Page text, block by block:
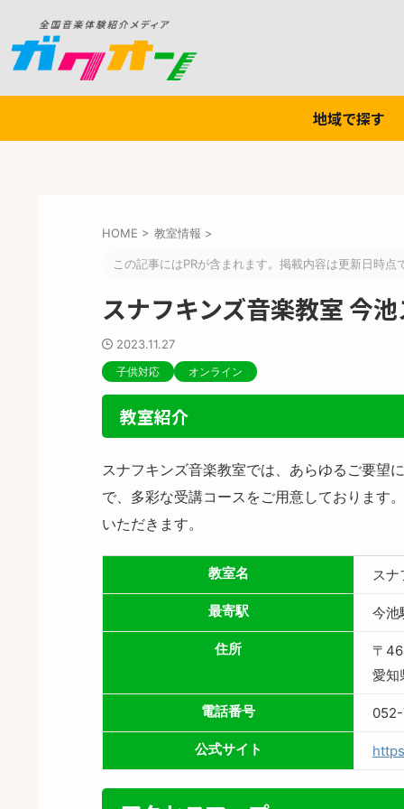
地域で探す
HOME > 教室情報 >
この記事にはPRが含まれます。掲載内容は更新日時点
スナフキンズ音楽教室 今
2023.11.27
子供対応 オンライン
教室紹介
スナフキンズ音楽教室では、あらゆるご要望
で、多彩な受講コースをご用意しております
いただきます。
教室名 スナ
最寄駅 今池
住所
〒
愛知
電話番号
公式サイト